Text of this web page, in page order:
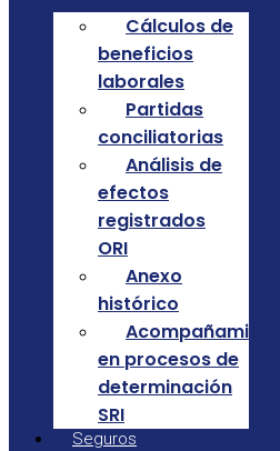
Cálculos de
beneficios
laborales
Partidas
conciliatorias
Análisis de
efectos
registrados
ORI
Anexo
histórico
Acompañamiento
en procesos de
determinación
SRI
Seguros